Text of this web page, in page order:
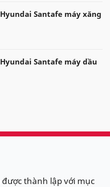
Santafe máy xăng
Santafe máy dầu
thành lập với mục